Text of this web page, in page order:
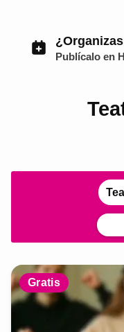
Publícalo en
Gratis